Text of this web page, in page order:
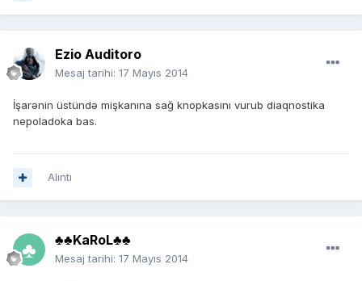
Ezio Auditoro
Mesaj tarihi: 17 Mayıs 2014
İşarənin üstündə mişkanına sağ knopkasını vurub diaqnostika
nepoladoka bas.
Alıntı
♣♣KaRoL♣♣
Mesaj tarihi: 17 Mayıs 2014